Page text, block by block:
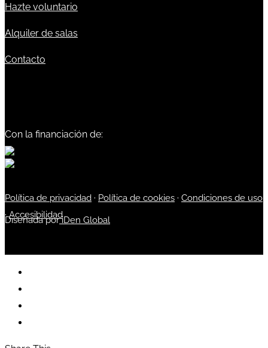
Hazte voluntario
Alquiler de salas
Contacto
Con la financiación de:
Política de privacidad · Política de cookies · Condiciones de uso
·Accesibilidad
Diseñada poriDen Global